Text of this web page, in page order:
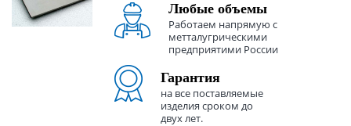
Любые объемы
Работаем напрямую с
метталугрическими
предприятими России
Гарантия
на все поставляемые
изделия сроком до
двух лет.